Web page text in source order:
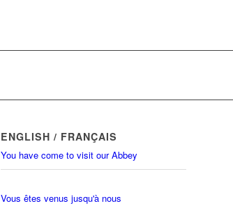
ENGLISH / FRANÇAIS
You have come to visit our Abbey
Vous êtes venus jusqu'à nous